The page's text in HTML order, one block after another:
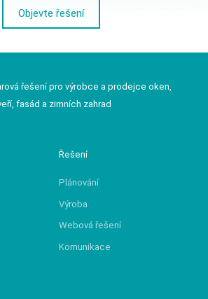
Objevte řešení
řešení pro výrobce a prodejce oken,
fasád a zimních zahrad
Řešení
Plánování
Výroba
Webová řešení
Komunikace